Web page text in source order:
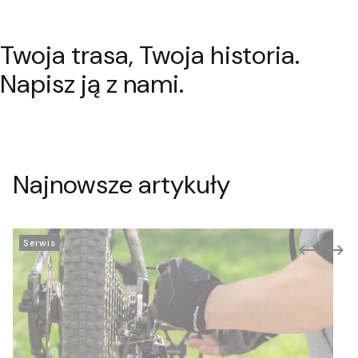
Twoja trasa, Twoja historia.
Napisz ją z nami.
Rowery szosowe
Pokaż
Rowery trekingowe
Pokaż
Najnowsze artykuły
Serwis